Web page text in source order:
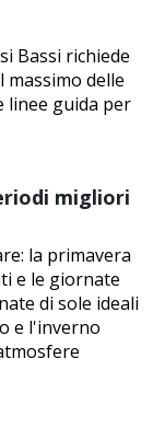
Bassi richiede
delle
linee guida per
migliori
la primavera
e le giornate
di sole ideali
e l'inverno